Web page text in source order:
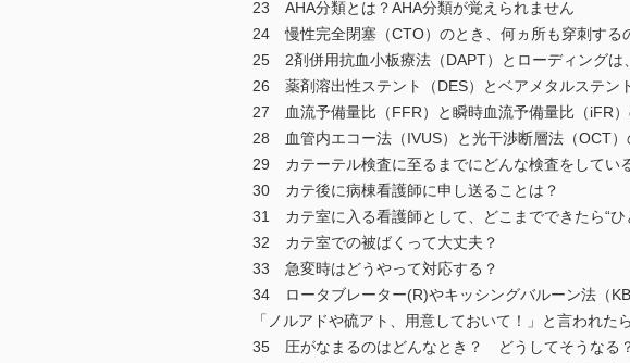
23 AHA分類とは？AHA分類が覚えられません
24 慢性完全閉塞（CTO）のとき、何ヵ所も穿刺する
25 2剤併用抗血小板療法（DAPT）とローディングは
26 薬剤溶出性ステント（DES）とベアメタルステン
27 血流予備量比（FFR）と瞬時血流予備量比（iFR）
28 血管内エコー法（IVUS）と光干渉断層法（OCT）
29 カテーテル検査に至るまでにどんな検査をしてい
30 カテ後に病棟看護師に申し送ることは？
31 カテ室に入る看護師として、どこまでできたら“ひ
32 カテ室での被ばくって大丈夫？
33 急変時はどうやって対応する？
34 ロータブレーター(R)やキッシングバルーン法（
「ノルアドや硫アト、用意しておいて！」と言われた
35 圧がなまるのはどんなとき？ どうしてそうなる